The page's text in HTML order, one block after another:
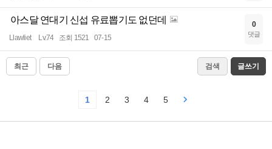
아스달 연대기 신섭 유료뽑기도 없던데
Llawliet Lv.74 조회 1521 07-15
0
댓글
최근 다음 검색 글쓰기
1 2 3 4 5